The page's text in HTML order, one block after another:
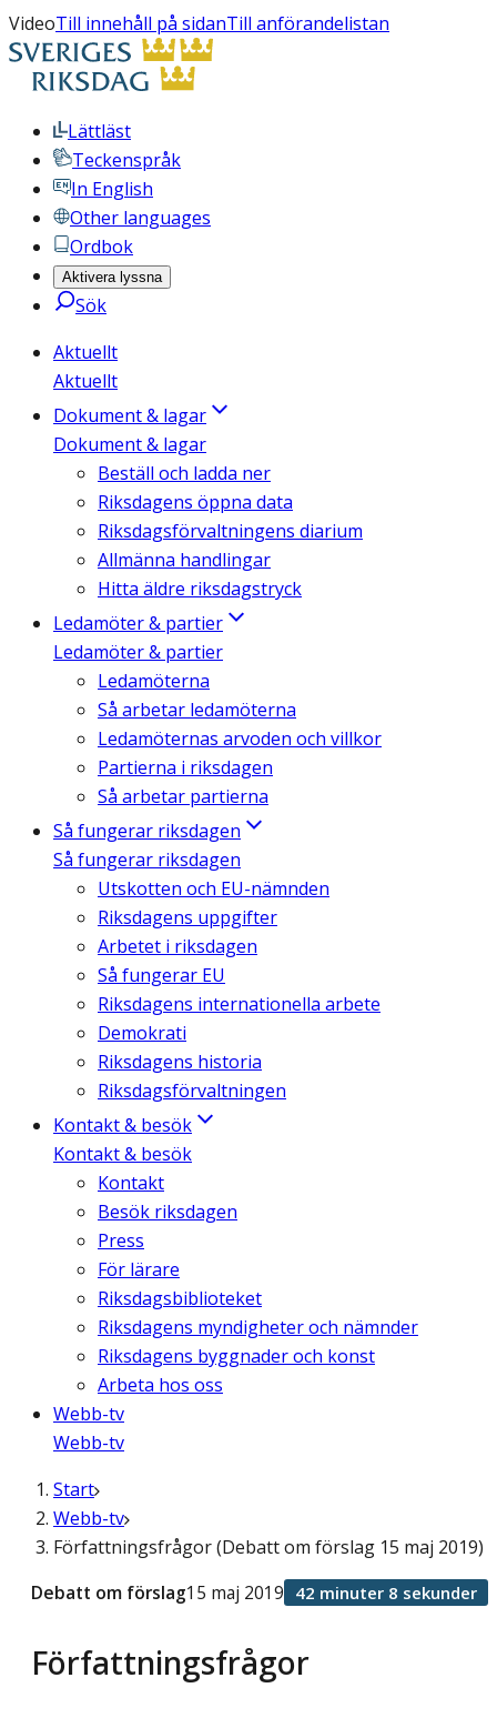
VideoTill innehåll på sidanTill anförandelistan
Lättläst
Teckenspråk
In English
Other languages
Ordbok
Aktivera lyssna
Sök
Aktuellt
Aktuellt
Dokument & lagar
Dokument & lagar
Beställ och ladda ner
Riksdagens öppna data
Riksdagsförvaltningens diarium
Allmänna handlingar
Hitta äldre riksdagstryck
Ledamöter & partier
Ledamöter & partier
Ledamöterna
Så arbetar ledamöterna
Ledamöternas arvoden och villkor
Partierna i riksdagen
Så arbetar partierna
Så fungerar riksdagen
Så fungerar riksdagen
Utskotten och EU-nämnden
Riksdagens uppgifter
Arbetet i riksdagen
Så fungerar EU
Riksdagens internationella arbete
Demokrati
Riksdagens historia
Riksdagsförvaltningen
Kontakt & besök
Kontakt & besök
Kontakt
Besök riksdagen
Press
För lärare
Riksdagsbiblioteket
Riksdagens myndigheter och nämnder
Riksdagens byggnader och konst
Arbeta hos oss
Webb-tv
Webb-tv
Start
Webb-tv
Författningsfrågor (Debatt om förslag 15 maj 2019)
Författningsfrågor
Debatt om förslag15 maj 2019 42 minuter 8 sekunder